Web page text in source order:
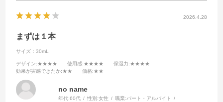
2026.4.28
まずは１本
サイズ：30mL
デザイン:★★★★ 使用感:★★★★ 保湿力:★★★★
効果が実感できたか:★★ 価格:★★
no name
年代:60代 性別:女性 職業:パート・アルバイト